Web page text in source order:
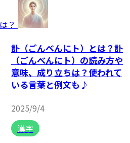
？
訃（ごんべんにト）とは？訃
（ごんべんにト）の読み方や
意味、成り立ちは？使われて
いる言葉と例文も♪
2025/9/4
漢字